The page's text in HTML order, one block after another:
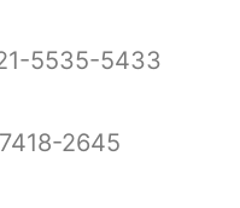
5535-5433
2645